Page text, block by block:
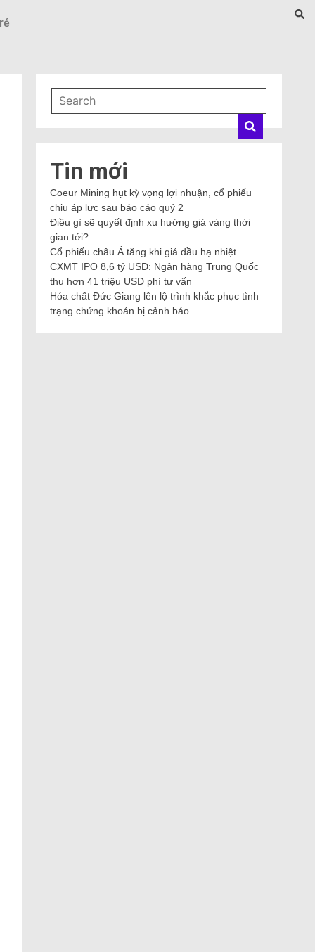
Tin mới
Coeur Mining hụt kỳ vọng lợi nhuận, cổ phiếu
chịu áp lực sau báo cáo quý 2
Điều gì sẽ quyết định xu hướng giá vàng thời
gian tới?
Cổ phiếu châu Á tăng khi giá dầu hạ nhiệt
CXMT IPO 8,6 tỷ USD: Ngân hàng Trung Quốc
thu hơn 41 triệu USD phí tư vấn
Hóa chất Đức Giang lên lộ trình khắc phục tình
trạng chứng khoán bị cảnh báo